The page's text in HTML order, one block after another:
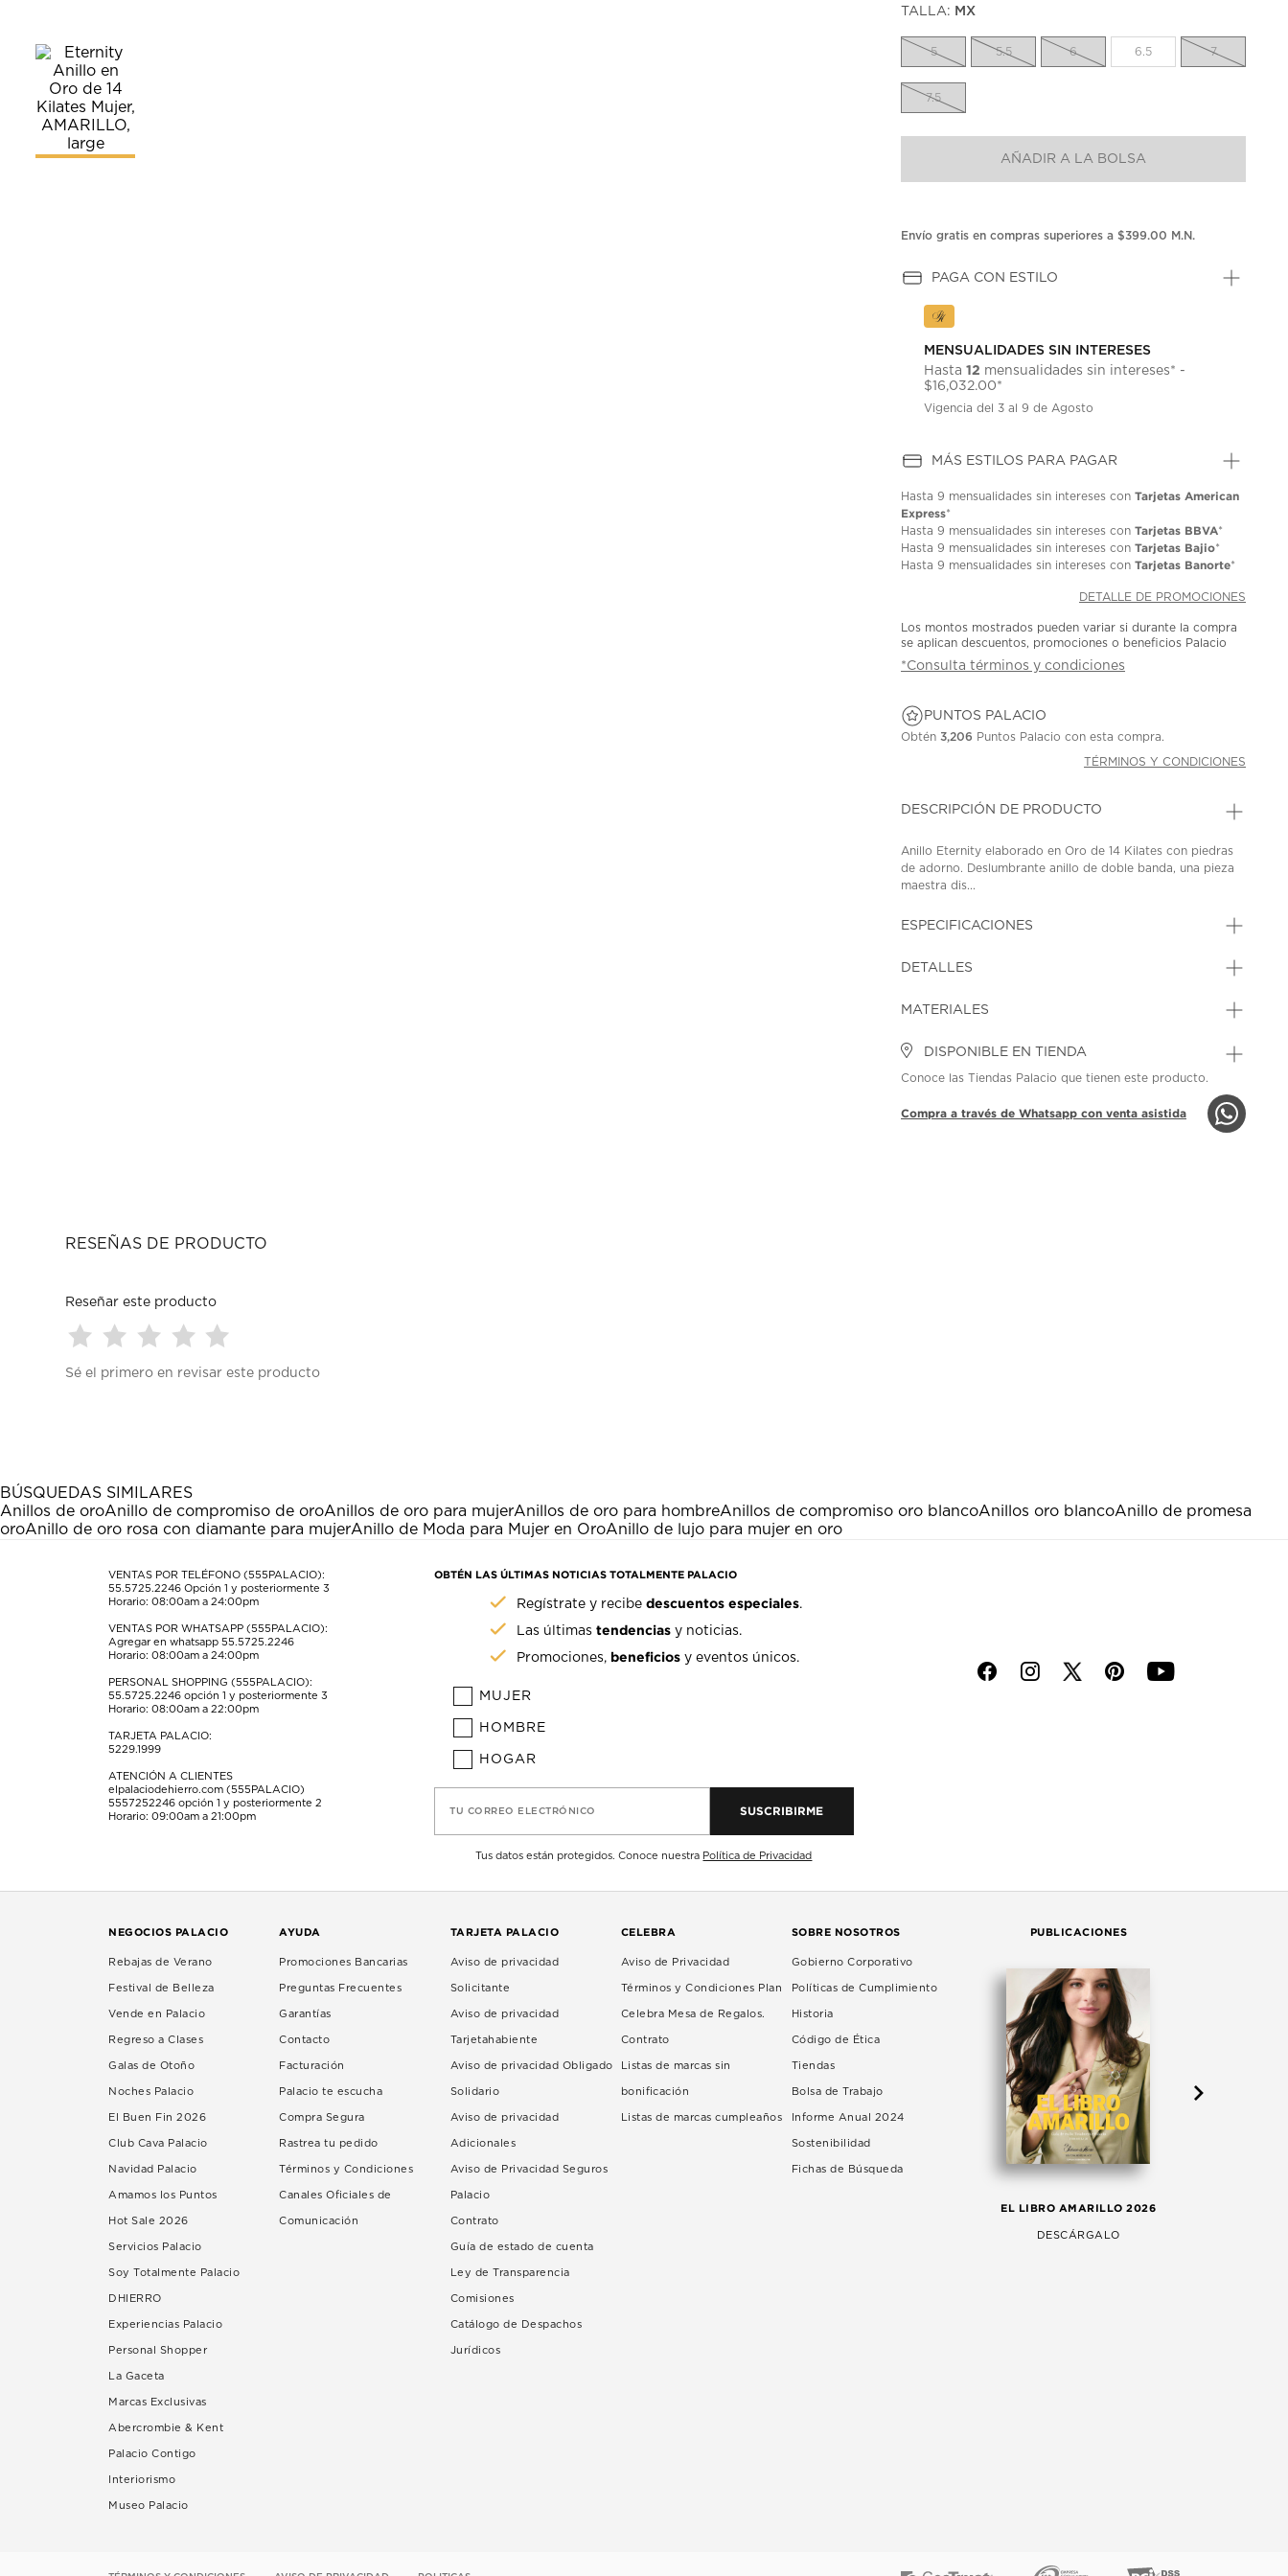
misma
TALLA: MX
5 5.5 6 6.5 7
7.5
AÑADIR A LA BOLSA
Envío gratis en compras superiores a $399.00 M.N.
PAGA CON ESTILO
MENSUALIDADES SIN INTERESES
Hasta12 mensualidades sin intereses* -
$16,032.00*
Vigencia del 3 al 9 de Agosto
MÁS ESTILOS PARA PAGAR
Hasta9 mensualidades sin intereses conTarjetas American
Express*
Hasta9 mensualidades sin intereses conTarjetas BBVA*
Hasta9 mensualidades sin intereses conTarjetas Bajio*
Hasta9 mensualidades sin intereses conTarjetas Banorte*
DETALLE DE PROMOCIONES
Los montos mostrados pueden variar si durante la compra
se aplican descuentos, promociones o beneficios Palacio
*Consulta términos y condiciones
PUNTOS PALACIO
Obtén3,206 Puntos Palacio con esta compra.
TÉRMINOS Y CONDICIONES
DESCRIPCIÓN DE PRODUCTO
Anillo Eternity elaborado en Oro de 14 Kilates con piedras
de adorno. Deslumbrante anillo de doble banda, una pieza
maestra dis...
ESPECIFICACIONES
DETALLES
MATERIALES
DISPONIBLE EN TIENDA
Conoce las Tiendas Palacio que tienen este producto.
Compra a través de Whatsapp con venta asistida
RESEÑAS DE PRODUCTO
Reseñar este producto
para
estrella
Esta
acción
abrirá
formulario
para
estrellas.
Esta
acción
abrirá
formulario
de
para
estrellas.
Esta
acción
abrirá
formulario
de
para
estrellas.
Esta
acción
abrirá
formulario
de
para
acción
abrirá
formulario
de
envío.
Sé el primero en revisar este producto
BÚSQUEDAS SIMILARES
Anillos de oroAnillo de compromiso de oroAnillos de oro para mujerAnillos de oro para hombreAnillos de compromiso oro blancoAnillos oro blancoAnillo de promesa
oroAnillo de oro rosa con diamante para mujerAnillo de Moda para Mujer en OroAnillo de lujo para mujer en oro
VENTAS POR TELÉFONO (555PALACIO):
55.5725.2246 Opción 1 y posteriormente 3
Horario: 08:00am a 24:00pm
VENTAS POR WHATSAPP (555PALACIO):
Agregar en whatsapp 55.5725.2246
Horario: 08:00am a 24:00pm
PERSONAL SHOPPING (555PALACIO):
55.5725.2246 opción 1 y posteriormente 3
Horario: 08:00am a 22:00pm
TARJETA PALACIO:
5229.1999
ATENCIÓN A CLIENTES
elpalaciodehierro.com (555PALACIO)
5557252246 opción 1 y posteriormente 2
Horario: 09:00am a 21:00pm
OBTÉN LAS ÚLTIMAS NOTICIAS TOTALMENTE PALACIO
Regístrate y recibedescuentos especiales.
Las últimastendencias y noticias.
Promociones, beneficios y eventos únicos.
MUJER
HOMBRE
HOGAR
TU CORREO ELECTRÓNICO SUSCRIBIRME
Tus datos están protegidos. Conoce nuestra Política de Privacidad
f i p y
NEGOCIOS PALACIO
Rebajas de Verano
Festival de Belleza
Vende en Palacio
Regreso a Clases
Galas de Otoño
Noches Palacio
El Buen Fin 2026
Club Cava Palacio
Navidad Palacio
Amamos los Puntos
Hot Sale 2026
Servicios Palacio
Soy Totalmente Palacio
DHIERRO
Experiencias Palacio
Personal Shopper
La Gaceta
Marcas Exclusivas
Abercrombie & Kent
Palacio Contigo
Interiorismo
Museo Palacio
AYUDA
Promociones Bancarias
Preguntas Frecuentes
Garantías
Contacto
Facturación
Palacio te escucha
Compra Segura
Rastrea tu pedido
Términos y Condiciones
Canales Oficiales de
Comunicación
TARJETA PALACIO
Aviso de privacidad
Solicitante
Aviso de privacidad
Tarjetahabiente
Aviso de privacidad Obligado
Solidario
Aviso de privacidad
Adicionales
Aviso de Privacidad Seguros
Palacio
Contrato
Guía de estado de cuenta
Ley de Transparencia
Comisiones
Catálogo de Despachos
Jurídicos
CELEBRA
Aviso de Privacidad
Términos y Condiciones Plan
Celebra Mesa de Regalos.
Contrato
Listas de marcas sin
bonificación
Listas de marcas cumpleaños
SOBRE NOSOTROS
Gobierno Corporativo
Políticas de Cumplimiento
Historia
Código de Ética
Tiendas
Bolsa de Trabajo
Informe Anual 2024
Sostenibilidad
Fichas de Búsqueda
PUBLICACIONES
EL LIBRO AMARILLO 2026
DESCÁRGALO